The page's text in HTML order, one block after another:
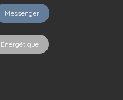
Messenger